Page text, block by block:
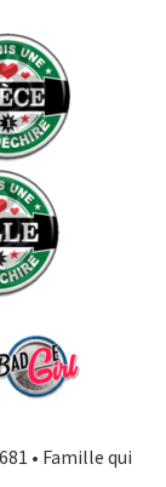
• Famille qui